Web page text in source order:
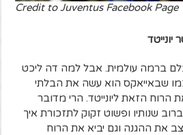
Credit to Juventus Facebook Page
בלם ברמה עולמית. אבל למה דה ליכט
כמו שבאייאקס הוא עשה את הבלתי
הרוח הזאת ליונייטד. הרי מדובר
שנותיו ופשוט זקוק לתזכורת איך
את ההגנה וגם יביא את הרוח